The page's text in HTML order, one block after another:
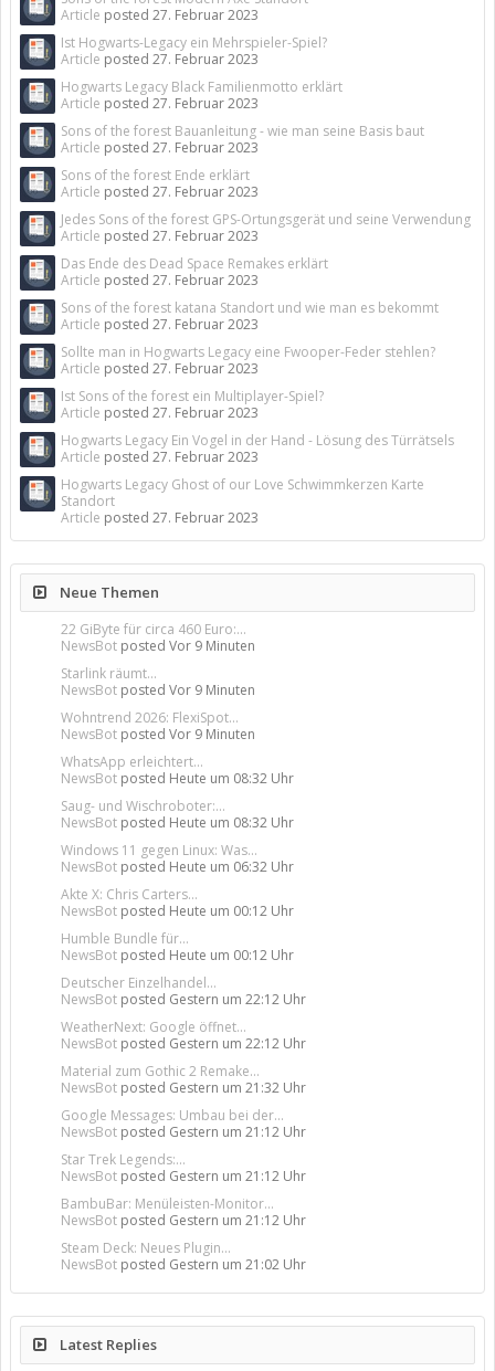
Article posted 27. Februar 2023
Ist Hogwarts-Legacy ein Mehrspieler-Spiel?
Article posted 27. Februar 2023
Hogwarts Legacy Black Familienmotto erklärt
Article posted 27. Februar 2023
Sons of the forest Bauanleitung - wie man seine Basis baut
Article posted 27. Februar 2023
Sons of the forest Ende erklärt
Article posted 27. Februar 2023
Jedes Sons of the forest GPS-Ortungsgerät und seine Verwendung
Article posted 27. Februar 2023
Das Ende des Dead Space Remakes erklärt
Article posted 27. Februar 2023
Sons of the forest katana Standort und wie man es bekommt
Article posted 27. Februar 2023
Sollte man in Hogwarts Legacy eine Fwooper-Feder stehlen?
Article posted 27. Februar 2023
Ist Sons of the forest ein Multiplayer-Spiel?
Article posted 27. Februar 2023
Hogwarts Legacy Ein Vogel in der Hand - Lösung des Türrätsels
Article posted 27. Februar 2023
Hogwarts Legacy Ghost of our Love Schwimmkerzen Karte
Standort
Article posted 27. Februar 2023
Neue Themen
22 GiByte für circa 460 Euro:...
NewsBot posted Vor 9 Minuten
Starlink räumt...
NewsBot posted Vor 9 Minuten
Wohntrend 2026: FlexiSpot...
NewsBot posted Vor 9 Minuten
WhatsApp erleichtert...
NewsBot posted Heute um 08:32 Uhr
Saug- und Wischroboter:...
NewsBot posted Heute um 08:32 Uhr
Windows 11 gegen Linux: Was...
NewsBot posted Heute um 06:32 Uhr
Akte X: Chris Carters...
NewsBot posted Heute um 00:12 Uhr
Humble Bundle für...
NewsBot posted Heute um 00:12 Uhr
Deutscher Einzelhandel...
NewsBot posted Gestern um 22:12 Uhr
WeatherNext: Google öffnet...
NewsBot posted Gestern um 22:12 Uhr
Material zum Gothic 2 Remake...
NewsBot posted Gestern um 21:32 Uhr
Google Messages: Umbau bei der...
NewsBot posted Gestern um 21:12 Uhr
Star Trek Legends:...
NewsBot posted Gestern um 21:12 Uhr
BambuBar: Menüleisten-Monitor...
NewsBot posted Gestern um 21:12 Uhr
Steam Deck: Neues Plugin...
NewsBot posted Gestern um 21:02 Uhr
Latest Replies